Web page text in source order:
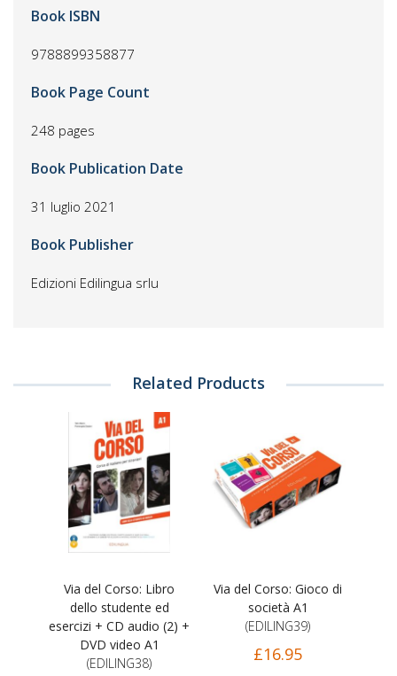
Book ISBN
9788899358877
Book Page Count
248 pages
Book Publication Date
31 luglio 2021
Book Publisher
Edizioni Edilingua srlu
Related Products
Via del Corso: Libro
dello studente ed
esercizi + CD audio (2) +
DVD video A1
(EDILING38)
Via del Corso: Gioco di
società A1
(EDILING39)
£16.95